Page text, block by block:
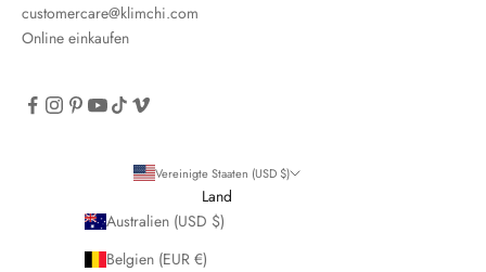
customercare@klimchi.com
Online einkaufen
Vereinigte Staaten (USD $)
Land
Australien (USD $)
Belgien (EUR €)